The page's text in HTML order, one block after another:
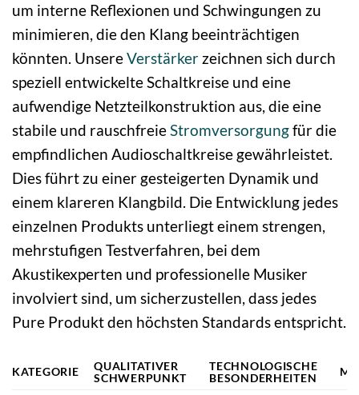
um interne Reflexionen und Schwingungen zu
minimieren, die den Klang beeinträchtigen
könnten. UnsereVerstärker zeichnen sich durch
speziell entwickelte Schaltkreise und eine
aufwendige Netzteilkonstruktion aus, die eine
stabile und rauschfreieStromversorgungfür die
empfindlichen Audioschaltkreise gewährleistet.
Dies führt zu einer gesteigerten Dynamik und
einem klareren Klangbild. Die Entwicklung jedes
einzelnen Produkts unterliegt einem strengen,
mehrstufigen Testverfahren, bei dem
Akustikexperten und professionelle Musiker
involviert sind, um sicherzustellen, dass jedes
Pure Produkt den höchsten Standards entspricht.
KATEGORIE
QUALITATIVER
SCHWERPUNKT
TECHNOLOGISCHE
BESONDERHEITEN